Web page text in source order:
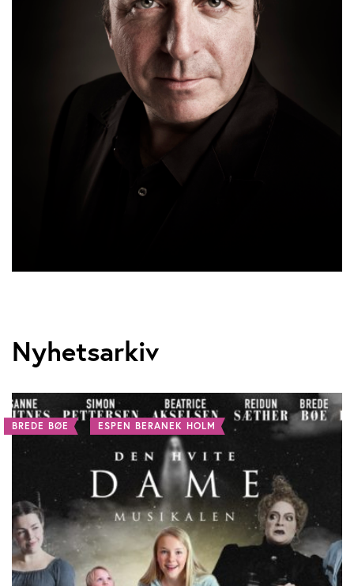
Nyhetsarkiv
BREDE BØE ESPEN BERANEK HOLM